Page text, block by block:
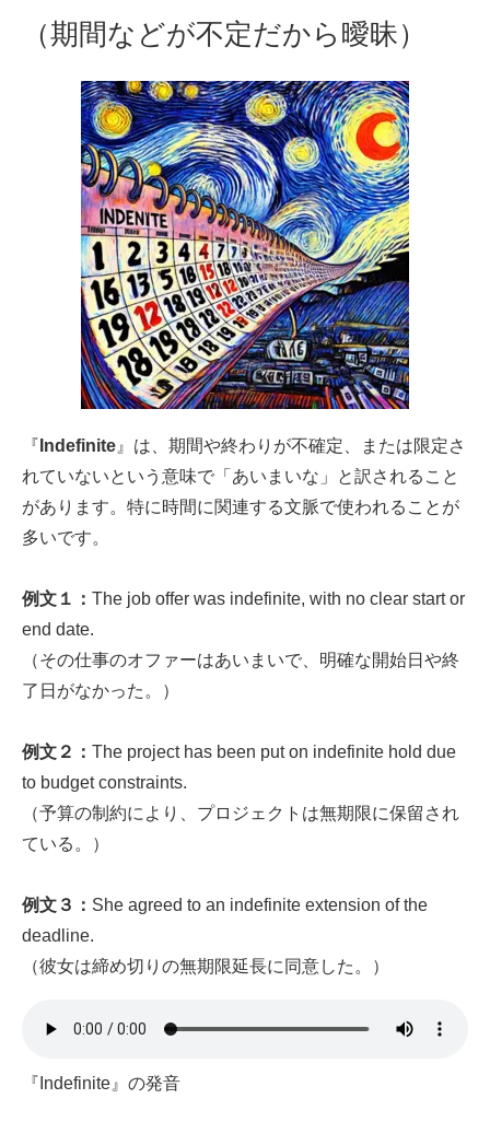
（期間などが不定だから曖昧）
『 Indefinite 』は、期間や終わりが不確定、または限定さ
れていないという意味で「あいまいな」と訳されること
があります。特に時間に関連する文脈で使われることが
多いです。
例文１： The job offer was indefinite, with no clear start or
end date.
（その仕事のオファーはあいまいで、明確な開始日や終
了日がなかった。）
例文２： The project has been put on indefinite hold due
to budget constraints.
（予算の制約により、プロジェクトは無期限に保留され
ている。）
例文３： She agreed to an indefinite extension of the
deadline.
（彼女は締め切りの無期限延長に同意した。）
『Indefinite』の発音